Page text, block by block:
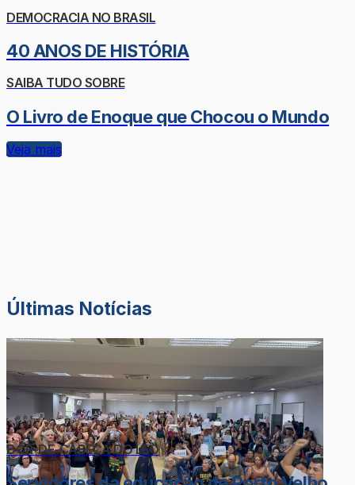
DEMOCRACIA NO BRASIL
40 ANOS DE HISTÓRIA
SAIBA TUDO SOBRE
O Livro de Enoque que Chocou o Mundo
Veja mais
Últimas Notícias
DOR-DE-CABEÇA DO LÉO